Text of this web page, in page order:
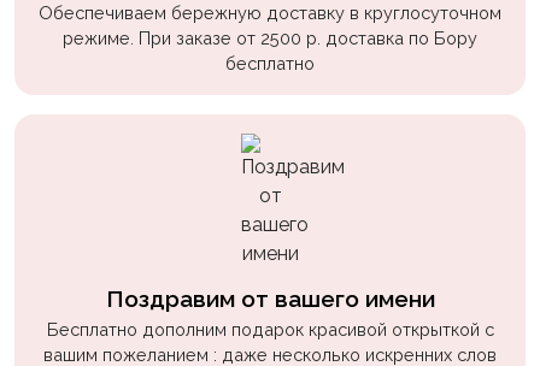
Обеспечиваем бережную доставку в круглосуточном
режиме. При заказе от 2500 р. доставка по Бору
бесплатно
Поздравим от вашего имени
Бесплатно дополним подарок красивой открыткой с
вашим пожеланием : даже несколько искренних слов